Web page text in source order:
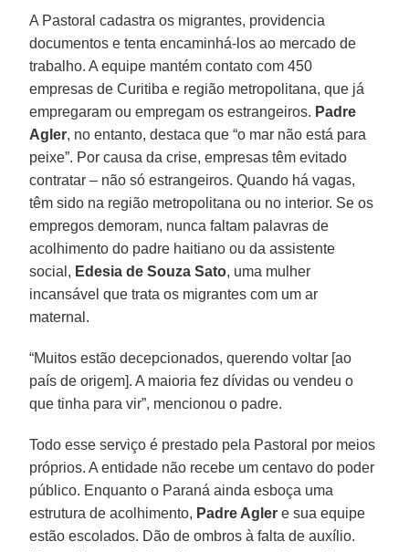
A Pastoral cadastra os migrantes, providencia
documentos e tenta encaminhá-los ao mercado de
trabalho. A equipe mantém contato com 450
empresas de Curitiba e região metropolitana, que já
empregaram ou empregam os estrangeiros. Padre
Agler, no entanto, destaca que “o mar não está para
peixe”. Por causa da crise, empresas têm evitado
contratar – não só estrangeiros. Quando há vagas,
têm sido na região metropolitana ou no interior. Se os
empregos demoram, nunca faltam palavras de
acolhimento do padre haitiano ou da assistente
social, Edesia de Souza Sato, uma mulher
incansável que trata os migrantes com um ar
maternal.
“Muitos estão decepcionados, querendo voltar [ao
país de origem]. A maioria fez dívidas ou vendeu o
que tinha para vir”, mencionou o padre.
Todo esse serviço é prestado pela Pastoral por meios
próprios. A entidade não recebe um centavo do poder
público. Enquanto o Paraná ainda esboça uma
estrutura de acolhimento, Padre Agler e sua equipe
estão escolados. Dão de ombros à falta de auxílio.